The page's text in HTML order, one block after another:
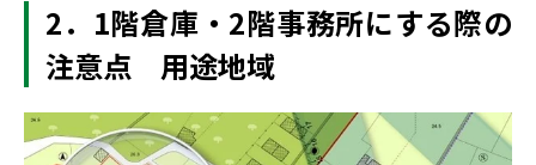
2．1階倉庫・2階事務所にする際の
注意点 用途地域